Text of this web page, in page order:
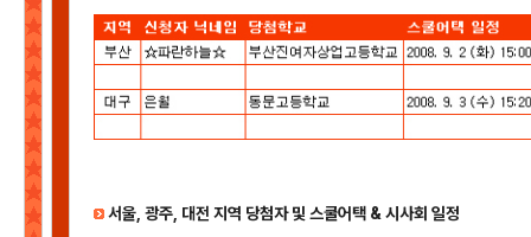
서울, 광주, 대전 지역 당첨자 및 스쿨어택 & 시사회 일정